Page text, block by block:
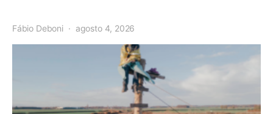
Fábio Deboni agosto 4, 2026